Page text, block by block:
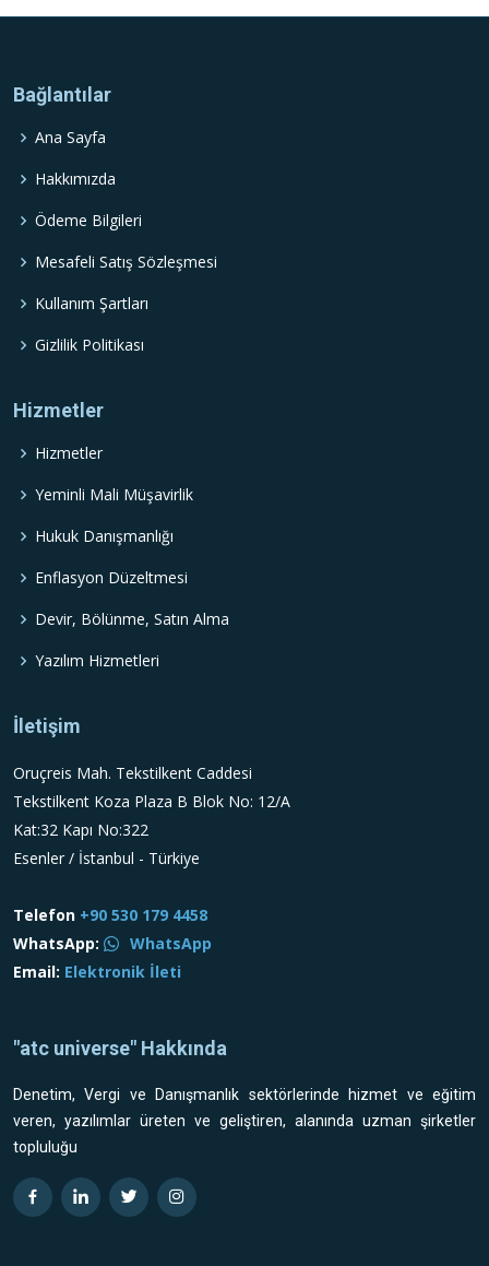
Bağlantılar
Ana Sayfa
Hakkımızda
Ödeme Bilgileri
Mesafeli Satış Sözleşmesi
Kullanım Şartları
Gizlilik Politikası
Hizmetler
Hizmetler
Yeminli Mali Müşavirlik
Hukuk Danışmanlığı
Enflasyon Düzeltmesi
Devir, Bölünme, Satın Alma
Yazılım Hizmetleri
İletişim
Oruçreis Mah. Tekstilkent Caddesi
Tekstilkent Koza Plaza B Blok No: 12/A
Kat:32 Kapı No:322
Esenler / İstanbul - Türkiye
Telefon +90 530 179 4458
WhatsApp:
WhatsApp
Email: Elektronik İleti
"atc universe" Hakkında
Denetim, Vergi ve Danışmanlık sektörlerinde hizmet ve eğitim
veren, yazılımlar üreten ve geliştiren, alanında uzman şirketler
topluluğu